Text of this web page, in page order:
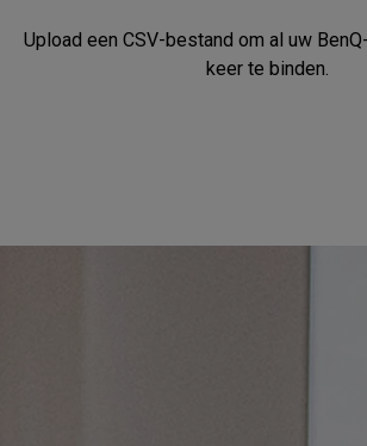
Upload een CSV-bestand om al uw
keer te binden.